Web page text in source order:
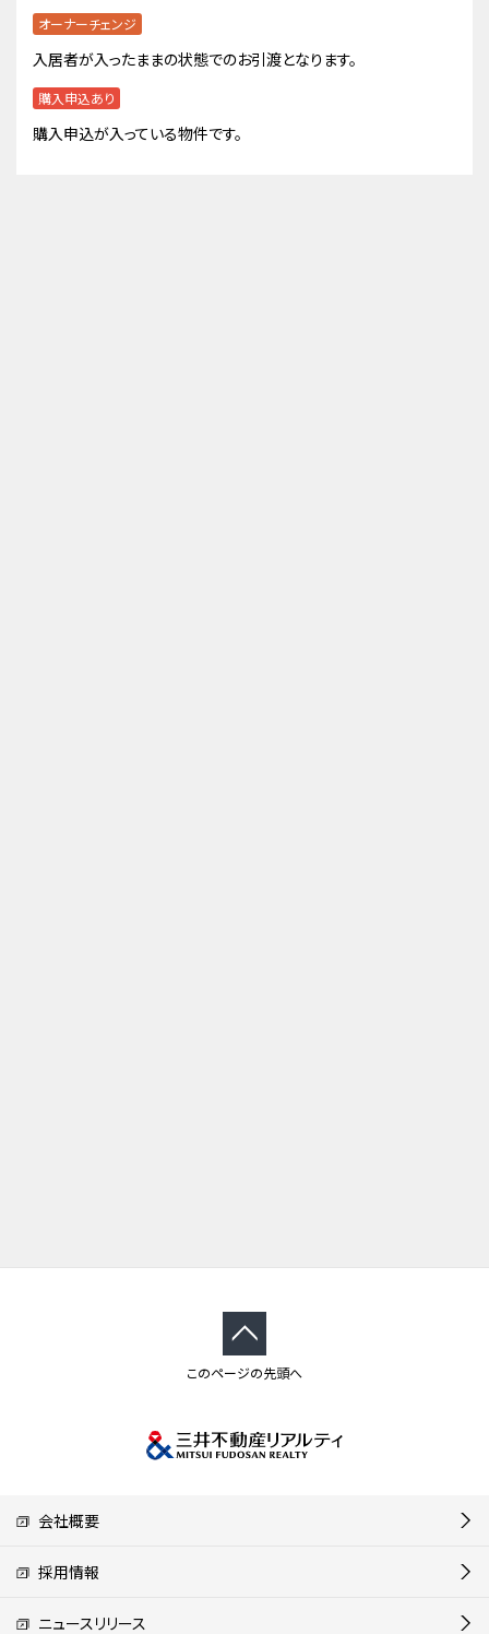
オーナーチェンジ
入居者が入ったままの状態でのお引渡となります。
購入申込あり
購入申込が入っている物件です。
このページの先頭へ
会社概要
採用情報
ニュースリリース